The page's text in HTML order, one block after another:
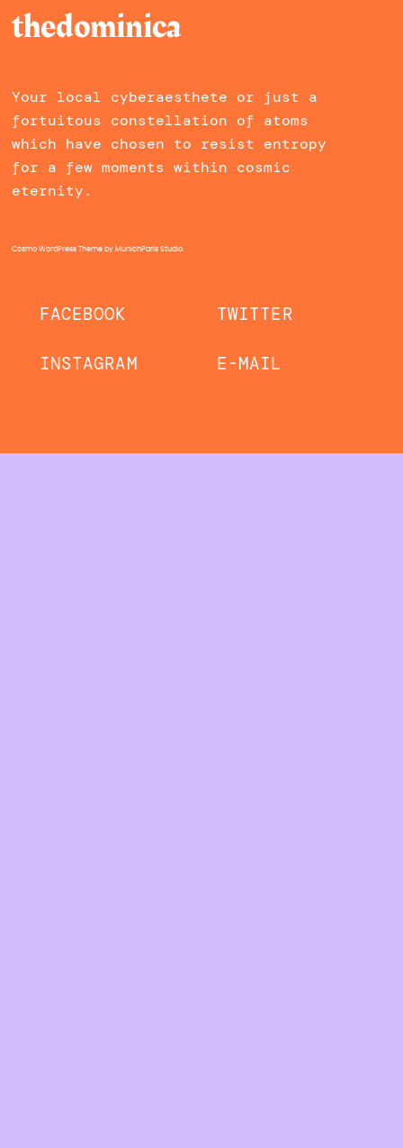
thedominica
Your local cyberaesthete or just a
fortuitous constellation of atoms
which have chosen to resist entropy
for a few moments within cosmic
eternity.
Cosmo WordPress Themeby MunichParis Studio.
FACEBOOK TWITTER
INSTAGRAM E-MAIL